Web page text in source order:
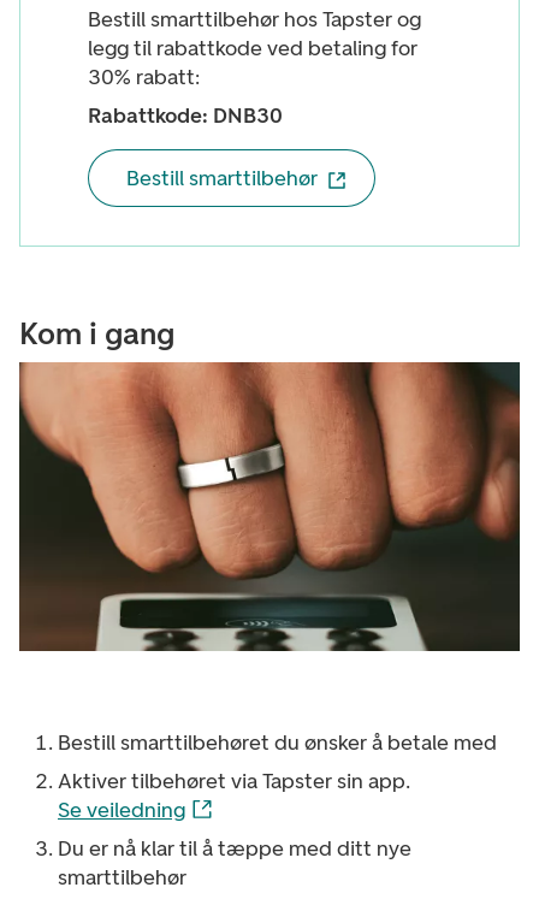
Bestill smarttilbehør hos Tapster og
legg til rabattkode ved betaling for
30% rabatt:
Rabattkode: DNB30
Bestill smarttilbehør
Kom i gang
Bestill smarttilbehøret du ønsker å betale med
Aktiver tilbehøret via Tapster sin app.
Se veiledning
Du er nå klar til å tæppe med ditt nye
smarttilbehør